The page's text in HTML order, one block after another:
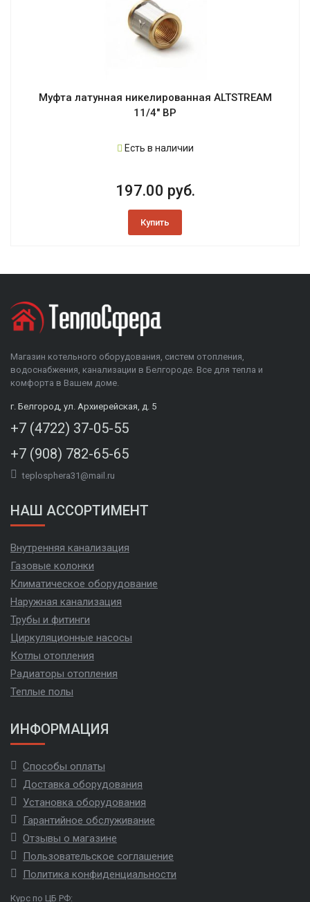
Муфта латунная никелированная ALTSTREAM
11/4" ВР
Есть в наличии
197.00 руб.
Купить
Магазин котельного оборудования, систем отопления,
водоснабжения, канализации в Белгороде. Все для тепла и
комфорта в Вашем доме.
г. Белгород, ул. Архиерейская, д. 5
+7 (4722) 37-05-55
+7 (908) 782-65-65
teplosphera31@mail.ru
НАШ АССОРТИМЕНТ
Внутренняя канализация
Газовые колонки
Климатическое оборудование
Наружная канализация
Трубы и фитинги
Циркуляционные насосы
Котлы отопления
Радиаторы отопления
Теплые полы
ИНФОРМАЦИЯ
Способы оплаты
Доставка оборудования
Установка оборудования
Гарантийное обслуживание
Отзывы о магазине
Пользовательское соглашение
Политика конфиденциальности
Курс по ЦБ РФ: